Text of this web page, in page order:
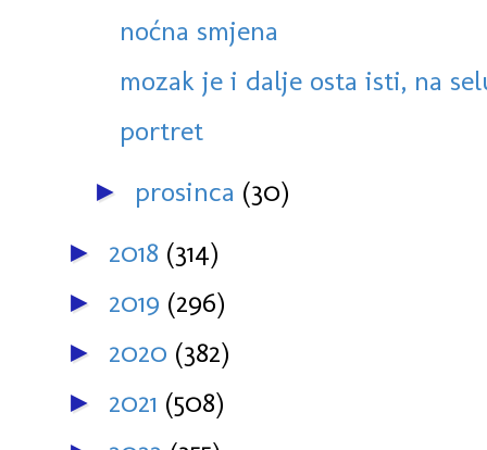
noćna smjena
mozak je i dalje osta isti, na
portret
► prosinca (30)
► 2018 (314)
► 2019 (296)
► 2020 (382)
► 2021 (508)